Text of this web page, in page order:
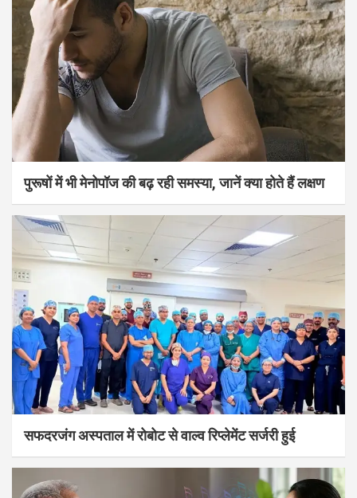
पुरूषों में भी मेनोपॉज की बढ़ रही समस्या, जानें क्या होते हैं लक्षण
सफदरजंग अस्पताल में रोबोट से वाल्व रिप्लेमेंट सर्जरी हुई